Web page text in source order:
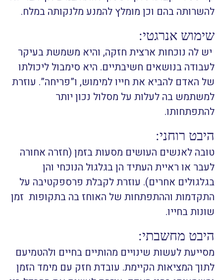
להשרותה בהם וכן מומלץ להמנע מלנקותה במלח.
שימוש אנרגטי:
יש לה נוכחות ארצית חזקה, והיא משמשת בעיקר
לעבודה בנושאים חשיבתיים. היא סימבול ליכולתו
של האדם להביא את חייו למימוש, ו”פריחה”. עוזרת
למשתמש בה לעלות על מסלול נכון יותר
להתפתחותו.
היבט רוחני:
טובה לאנשים העושים מסעות בזמן (חזרה אחורה
לעבר או ראיית העתיד הן בגלגול הנוכחי והן
בגלגולים אחרים). עוזרת לקבלת פרספקטיבה על
התקדמות וההתפתחות של האוחז בה בתקופות זמן
שונות בחייו.
היבט מחשבתי:
מסייעת לעשות שינויים מהותיים בחיים ולהטמיעם
לתוך המציאות הקיימת. עובדת חזק עם מימד הזמן